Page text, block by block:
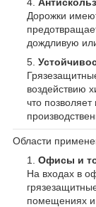
Дорожки
дождливую
воздействию
что
Области
Офисы и
На входах в
помещениях и